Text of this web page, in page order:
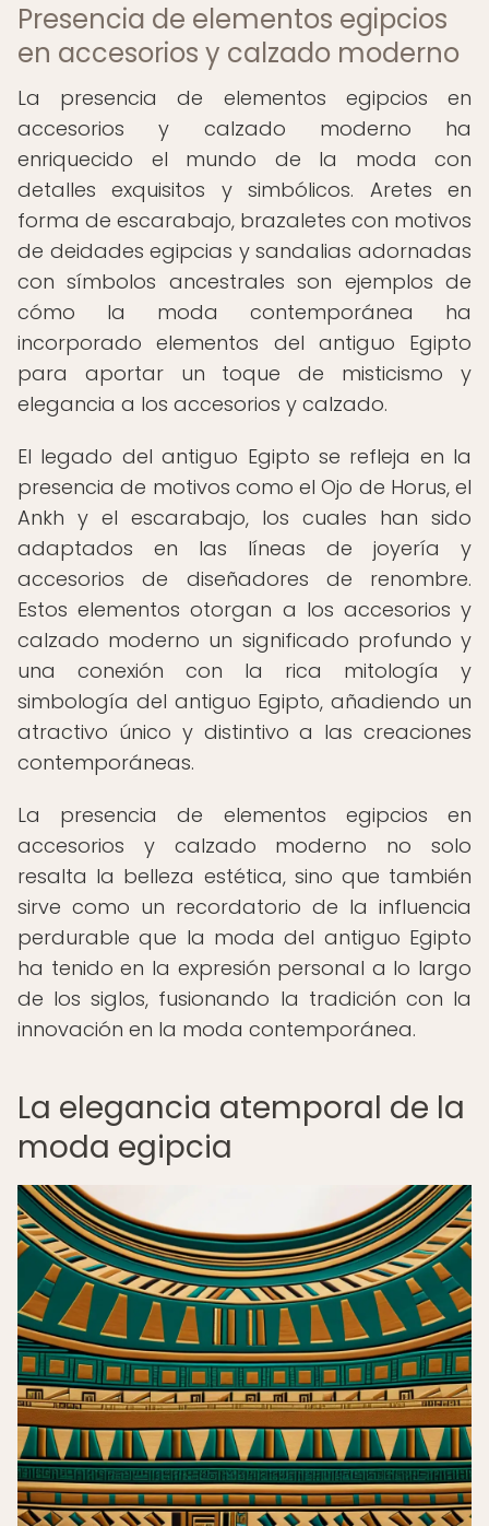
Presencia de elementos egipcios
en accesorios y calzado moderno
La presencia de elementos egipcios en
accesorios y calzado moderno ha
enriquecido el mundo de la moda con
detalles exquisitos y simbólicos. Aretes en
forma de escarabajo, brazaletes con motivos
de deidades egipcias y sandalias adornadas
con símbolos ancestrales son ejemplos de
cómo la moda contemporánea ha
incorporado elementos del antiguo Egipto
para aportar un toque de misticismo y
elegancia a los accesorios y calzado.
El legado del antiguo Egipto se refleja en la
presencia de motivos como el Ojo de Horus, el
Ankh y el escarabajo, los cuales han sido
adaptados en las líneas de joyería y
accesorios de diseñadores de renombre.
Estos elementos otorgan a los accesorios y
calzado moderno un significado profundo y
una conexión con la rica mitología y
simbología del antiguo Egipto, añadiendo un
atractivo único y distintivo a las creaciones
contemporáneas.
La presencia de elementos egipcios en
accesorios y calzado moderno no solo
resalta la belleza estética, sino que también
sirve como un recordatorio de la influencia
perdurable que la moda del antiguo Egipto
ha tenido en la expresión personal a lo largo
de los siglos, fusionando la tradición con la
innovación en la moda contemporánea.
La elegancia atemporal de la
moda egipcia